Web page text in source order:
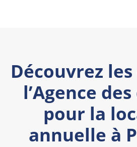
Découvrez
l’Agence
pour la
annuelle à